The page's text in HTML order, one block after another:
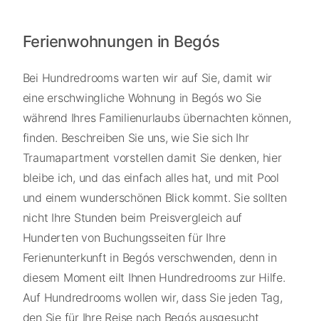
Ferienwohnungen in Begós
Bei Hundredrooms warten wir auf Sie, damit wir
eine erschwingliche Wohnung in Begós wo Sie
während Ihres Familienurlaubs übernachten können,
finden. Beschreiben Sie uns, wie Sie sich Ihr
Traumapartment vorstellen damit Sie denken, hier
bleibe ich, und das einfach alles hat, und mit Pool
und einem wunderschönen Blick kommt. Sie sollten
nicht Ihre Stunden beim Preisvergleich auf
Hunderten von Buchungsseiten für Ihre
Ferienunterkunft in Begós verschwenden, denn in
diesem Moment eilt Ihnen Hundredrooms zur Hilfe.
Auf Hundredrooms wollen wir, dass Sie jeden Tag,
den Sie für Ihre Reise nach Begós ausgesucht